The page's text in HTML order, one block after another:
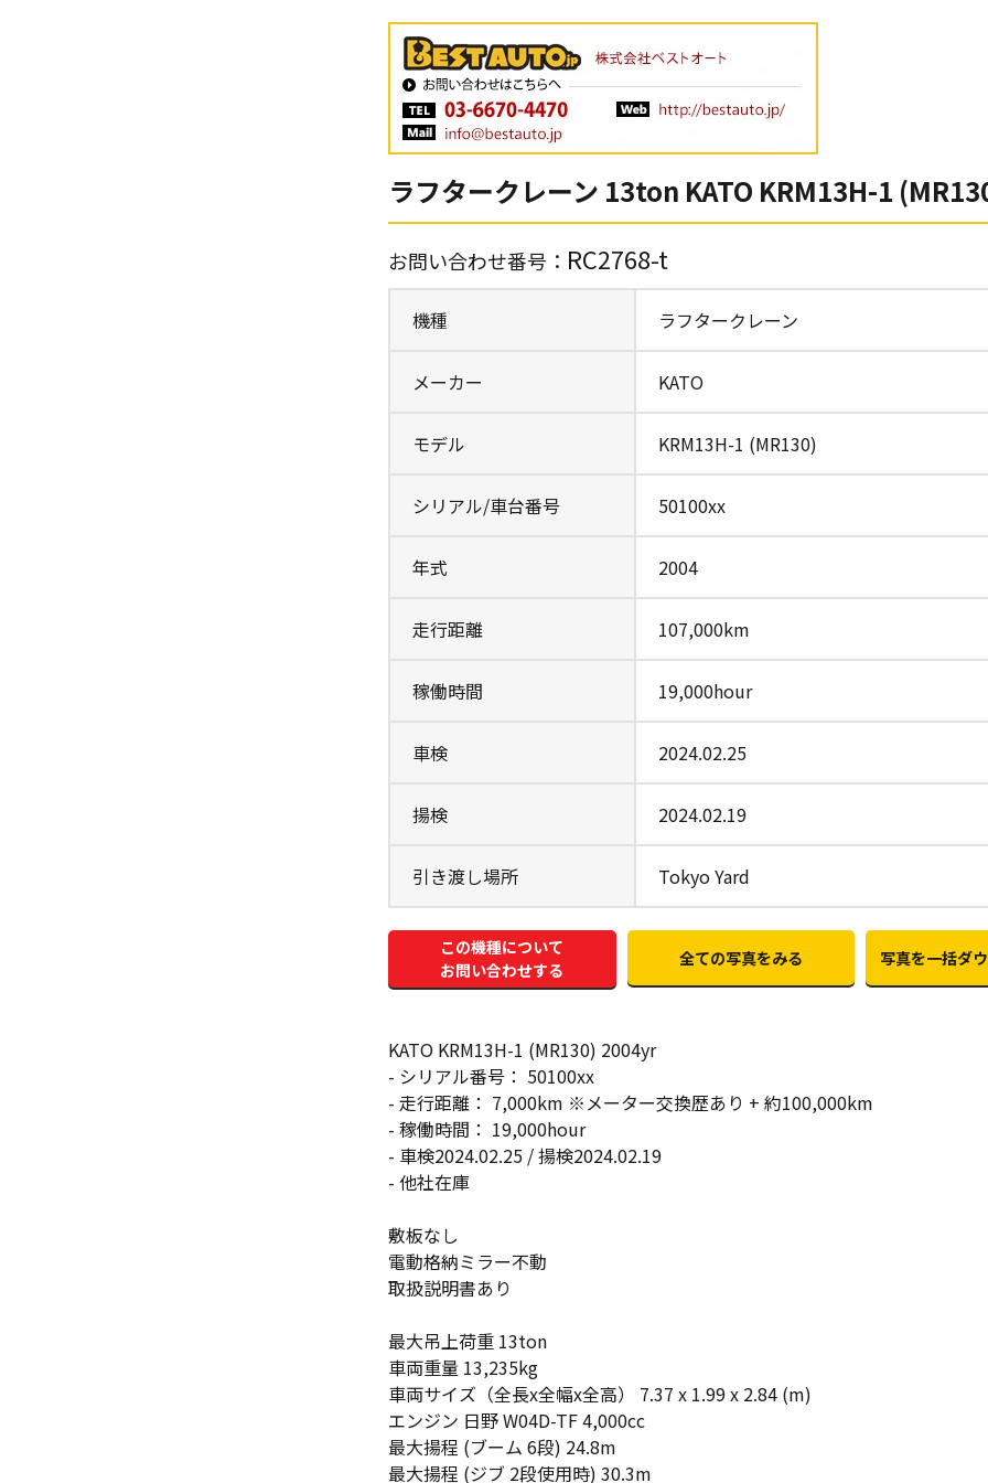
ラフタークレーン 13ton KATO KRM13H-1
お問い合わせ番号： RC2768-t
機種 ラフタークレーン
メーカー KATO
モデル KRM13H-1 (MR130)
シリアル/車台番号 50100xx
年式 2004
走行距離 107,000km
稼働時間 19,000hour
車検 2024.02.25
揚検 2024.02.19
引き渡し場所 Tokyo Yard
この機種について
お問い合わせする
全ての写真をみる 写真を一括ダ
KATO KRM13H-1 (MR130) 2004yr
- シリアル番号： 50100xx
- 走行距離： 7,000km ※メーター交換歴あり + 約100,000km
- 稼働時間： 19,000hour
- 車検2024.02.25 / 揚検2024.02.19
- 他社在庫
敷板なし
電動格納ミラー不動
取扱説明書あり
最大吊上荷重 13ton
車両重量 13,235kg
車両サイズ（全長x全幅x全高） 7.37 x 1.99 x 2.84 (m)
エンジン 日野 W04D-TF 4,000cc
最大揚程 (ブーム 6段) 24.8m
最大揚程 (ジブ 2段使用時) 30.3m